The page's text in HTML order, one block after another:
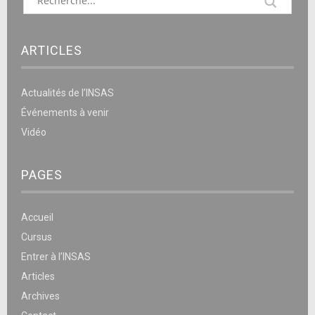
ARTICLES
Actualités de l’INSAS
Événements à venir
Vidéo
PAGES
Accueil
Cursus
Entrer à l’INSAS
Articles
Archives